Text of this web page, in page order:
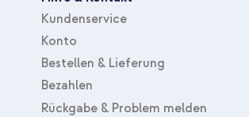
Kundenservice
Konto
Bestellen & Lieferung
Bezahlen
Rückgabe & Problem melden